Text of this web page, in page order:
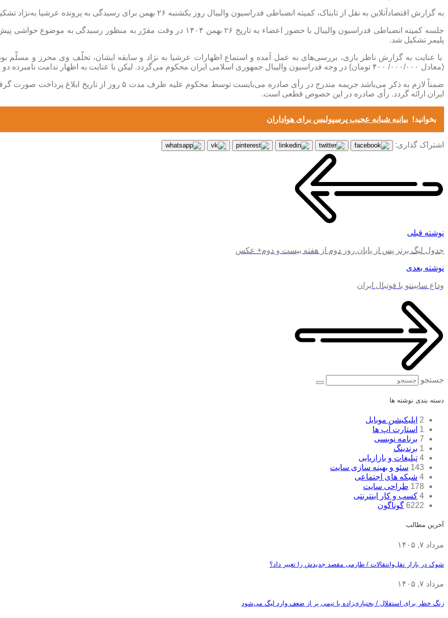
به گزارش اقتصادآنلاین به نقل از تابناک، کمیته انضباطی فدراسیون والیبال روز یکشنبه ۲۶ بهمن برای رسیدگی به پرونده عرشیا به‌نژاد تشکیل شد و رای زیر صادر گردید:
جلسه کمیته انضباطی فدراسیون والیبال با حضور اعضاء به تاریخ ۲۶ بهمن ۱۴۰۴ در وقت
پلیمر تشکیل شد.
با عنایت به گزارش ناظر بازی، بررسی‌های به عمل آمده و استماع اظهارات عرشیا به نژاد و سابقه ایشان، تخلّف وی محرز و مسلّم
(معادل ۰۰۰/۰۰۰/ ۴۰۰ تومان) در وجه فدراسیون والیبال جمهوری اسلامی ایران محکوم می‌گردد. لیکن با عنایت به اظهار ندامت نامبرده دو جلسه محرومیت وی تا پایان فصل ۱۴۰۴-۱۴۰۵ تعلیق می‌گردد.
ضمناً لازم به ذکر می‌باشد جریمه مندرج در رأی صادره می‌بایست
ایران ارائه گردد. رأی صادره در این خصوص قطعی است.
بخوانید! بیانیه شبانه عجیب پرسپولیس برای هواداران
اشتراک گذاری:
نوشته قبلی
جدول لیگ برتر پس از پایان روز دوم از هفته بیست و دوم+ عکس
نوشته بعدی
وداع ساپینتو با فوتبال ایران
جستجو
دسته بندی نوشته ها
2 اپلیکیشن موبایل
1 استارت آپ ها
7 برنامه نویسی
1 برندینگ
4 تبلیغات و بازاریابی
143 سئو و بهینه سازی سایت
4 شبکه های اجتماعی
178 طراحی سایت
4 کسب و کار اینترنتی
6222 گوناگون
آخرین مطالب
مرداد ۷, ۱۴۰۵
شوک در بازار نقل‌وانتقالات / طارمی مقصد جدیدش را تغییر داد؟
مرداد ۷, ۱۴۰۵
زنگ خطر برای استقلال / بختیاری‌زاده با تیمی پر از ضعف وارد لیگ می‌شود